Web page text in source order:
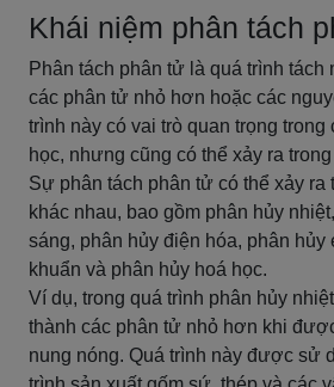
Khái niệm phân tách
Phân tách phân tử là quá trình tách
các phân tử nhỏ hơn hoặc các
trình này có vai trò quan trọng trong
học, nhưng cũng có thể xảy ra
Sự phân tách phân tử có thể xảy ra
khác nhau, bao gồm phân hủy
sáng, phân hủy điện hóa, phân hủy
khuẩn và phân hủy hoá học.
Ví dụ, trong quá trình phân hủy
thành các phân tử nhỏ hơn khi
nung nóng. Quá trình này được sử